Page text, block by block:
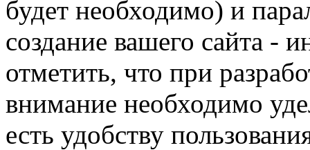
будет необходимо) и
создание вашего сайта -
отметить, что при
внимание необходимо
есть удобству